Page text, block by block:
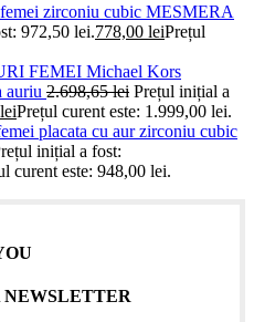
zirconiu cubic MESMERA
972,50 lei.778,00 leiPrețul
FEMEI Michael Kors
auriu 2.698,65lei Prețul inițial a
leiPrețul curent este: 1.999,00 lei.
placata cu aur zirconiu cubic
inițial a fost:
curent este: 948,00 lei.